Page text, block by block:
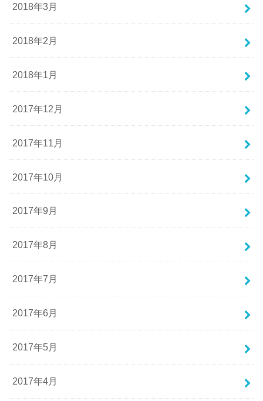
2018年3月
2018年2月
2018年1月
2017年12月
2017年11月
2017年10月
2017年9月
2017年8月
2017年7月
2017年6月
2017年5月
2017年4月